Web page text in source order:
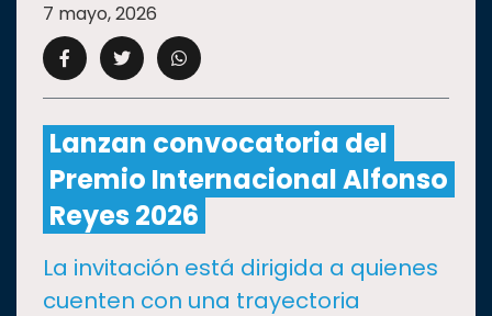
CAMPUS UANL
CULTURA
DEPORTES
I+D+IEXPERTOS
7 mayo, 2026
Lanzan convocatoria del
Premio Internacional Alfonso
Reyes 2026
La invitación está dirigida a quienes
cuenten con una trayectoria